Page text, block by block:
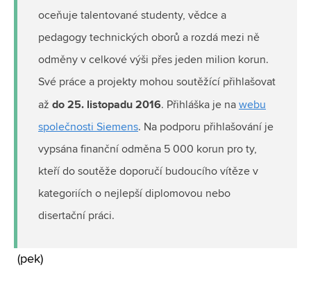
oceňuje talentované studenty, vědce a
pedagogy technických oborů a rozdá mezi ně
odměny v celkové výši přes jeden milion korun.
Své práce a projekty mohou soutěžící přihlašovat
až do 25. listopadu 2016. Přihláška je na webu
společnosti Siemens. Na podporu přihlašování je
vypsána finanční odměna 5 000 korun pro ty,
kteří do soutěže doporučí budoucího vítěze v
kategoriích o nejlepší diplomovou nebo
disertační práci.
(pek)